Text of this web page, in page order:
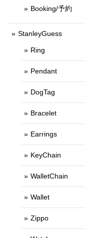
Booking/予約
StanleyGuess
Ring
Pendant
DogTag
Bracelet
Earrings
KeyChain
WalletChain
Wallet
Zippo